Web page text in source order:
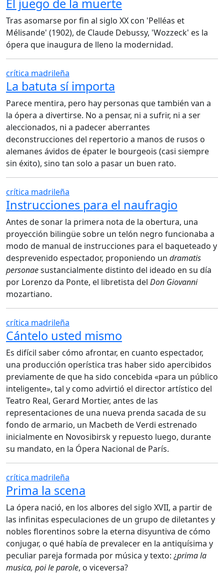
El juego de la muerte
Tras asomarse por fin al siglo XX con 'Pelléas et
Mélisande' (1902), de Claude Debussy, 'Wozzeck' es la
ópera que inaugura de lleno la modernidad.
crítica madrileña
La batuta sí importa
Parece mentira, pero hay personas que también van a
la ópera a divertirse. No a pensar, ni a sufrir, ni a ser
aleccionados, ni a padecer aberrantes
deconstrucciones del repertorio a manos de rusos o
alemanes ávidos de épater le bourgeois (casi siempre
sin éxito), sino tan solo a pasar un buen rato.
crítica madrileña
Instrucciones para el naufragio
Antes de sonar la primera nota de la obertura, una
proyección bilingüe sobre un telón negro funcionaba a
modo de manual de instrucciones para el baqueteado y
desprevenido espectador, proponiendo un dramatis
personaesustancialmente distinto del ideado en su día
por Lorenzo da Ponte, el libretista del Don Giovanni
mozartiano.
crítica madrileña
Cántelo usted mismo
Es difícil saber cómo afrontar, en cuanto espectador,
una producción operística tras haber sido apercibidos
previamente de que ha sido concebida «para un público
inteligente», tal y como advirtió el director artístico del
Teatro Real, Gerard Mortier, antes de las
representaciones de una nueva prenda sacada de su
fondo de armario, un Macbeth de Verdi estrenado
inicialmente en Novosibirsk y repuesto luego, durante
su mandato, en la Ópera Nacional de París.
crítica madrileña
Prima la scena
La ópera nació, en los albores del siglo XVII, a partir de
las infinitas especulaciones de un grupo de diletantes y
nobles florentinos sobre la eterna disyuntiva de cómo
conjugar, o qué había de prevalecer en la antiquísima y
peculiar pareja formada por música y texto: ¿prima la
musica, poi le parole, o viceversa?